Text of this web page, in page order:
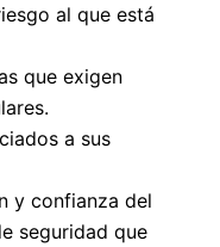
al que está
que exigen
a sus
y confianza del
seguridad que